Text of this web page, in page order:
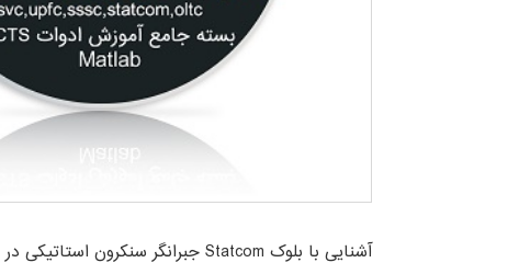
آشنایی با بلوک Statcom جبرانگر سنکرون استاتیکی در نرم افزار Matlab